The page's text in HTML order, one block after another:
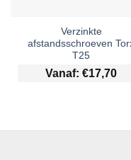
Verzinkte
afstandsschroeven
T25
Vanaf: €17,70